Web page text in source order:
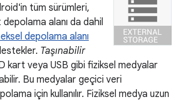
tüm sürümleri,
alanı da dahil
depolama alanı
Taşınabilir
kart veya USB gibi fiziksel medyalar
Bu medyalar geçici veri
için kullanılır. Fiziksel medya uzun